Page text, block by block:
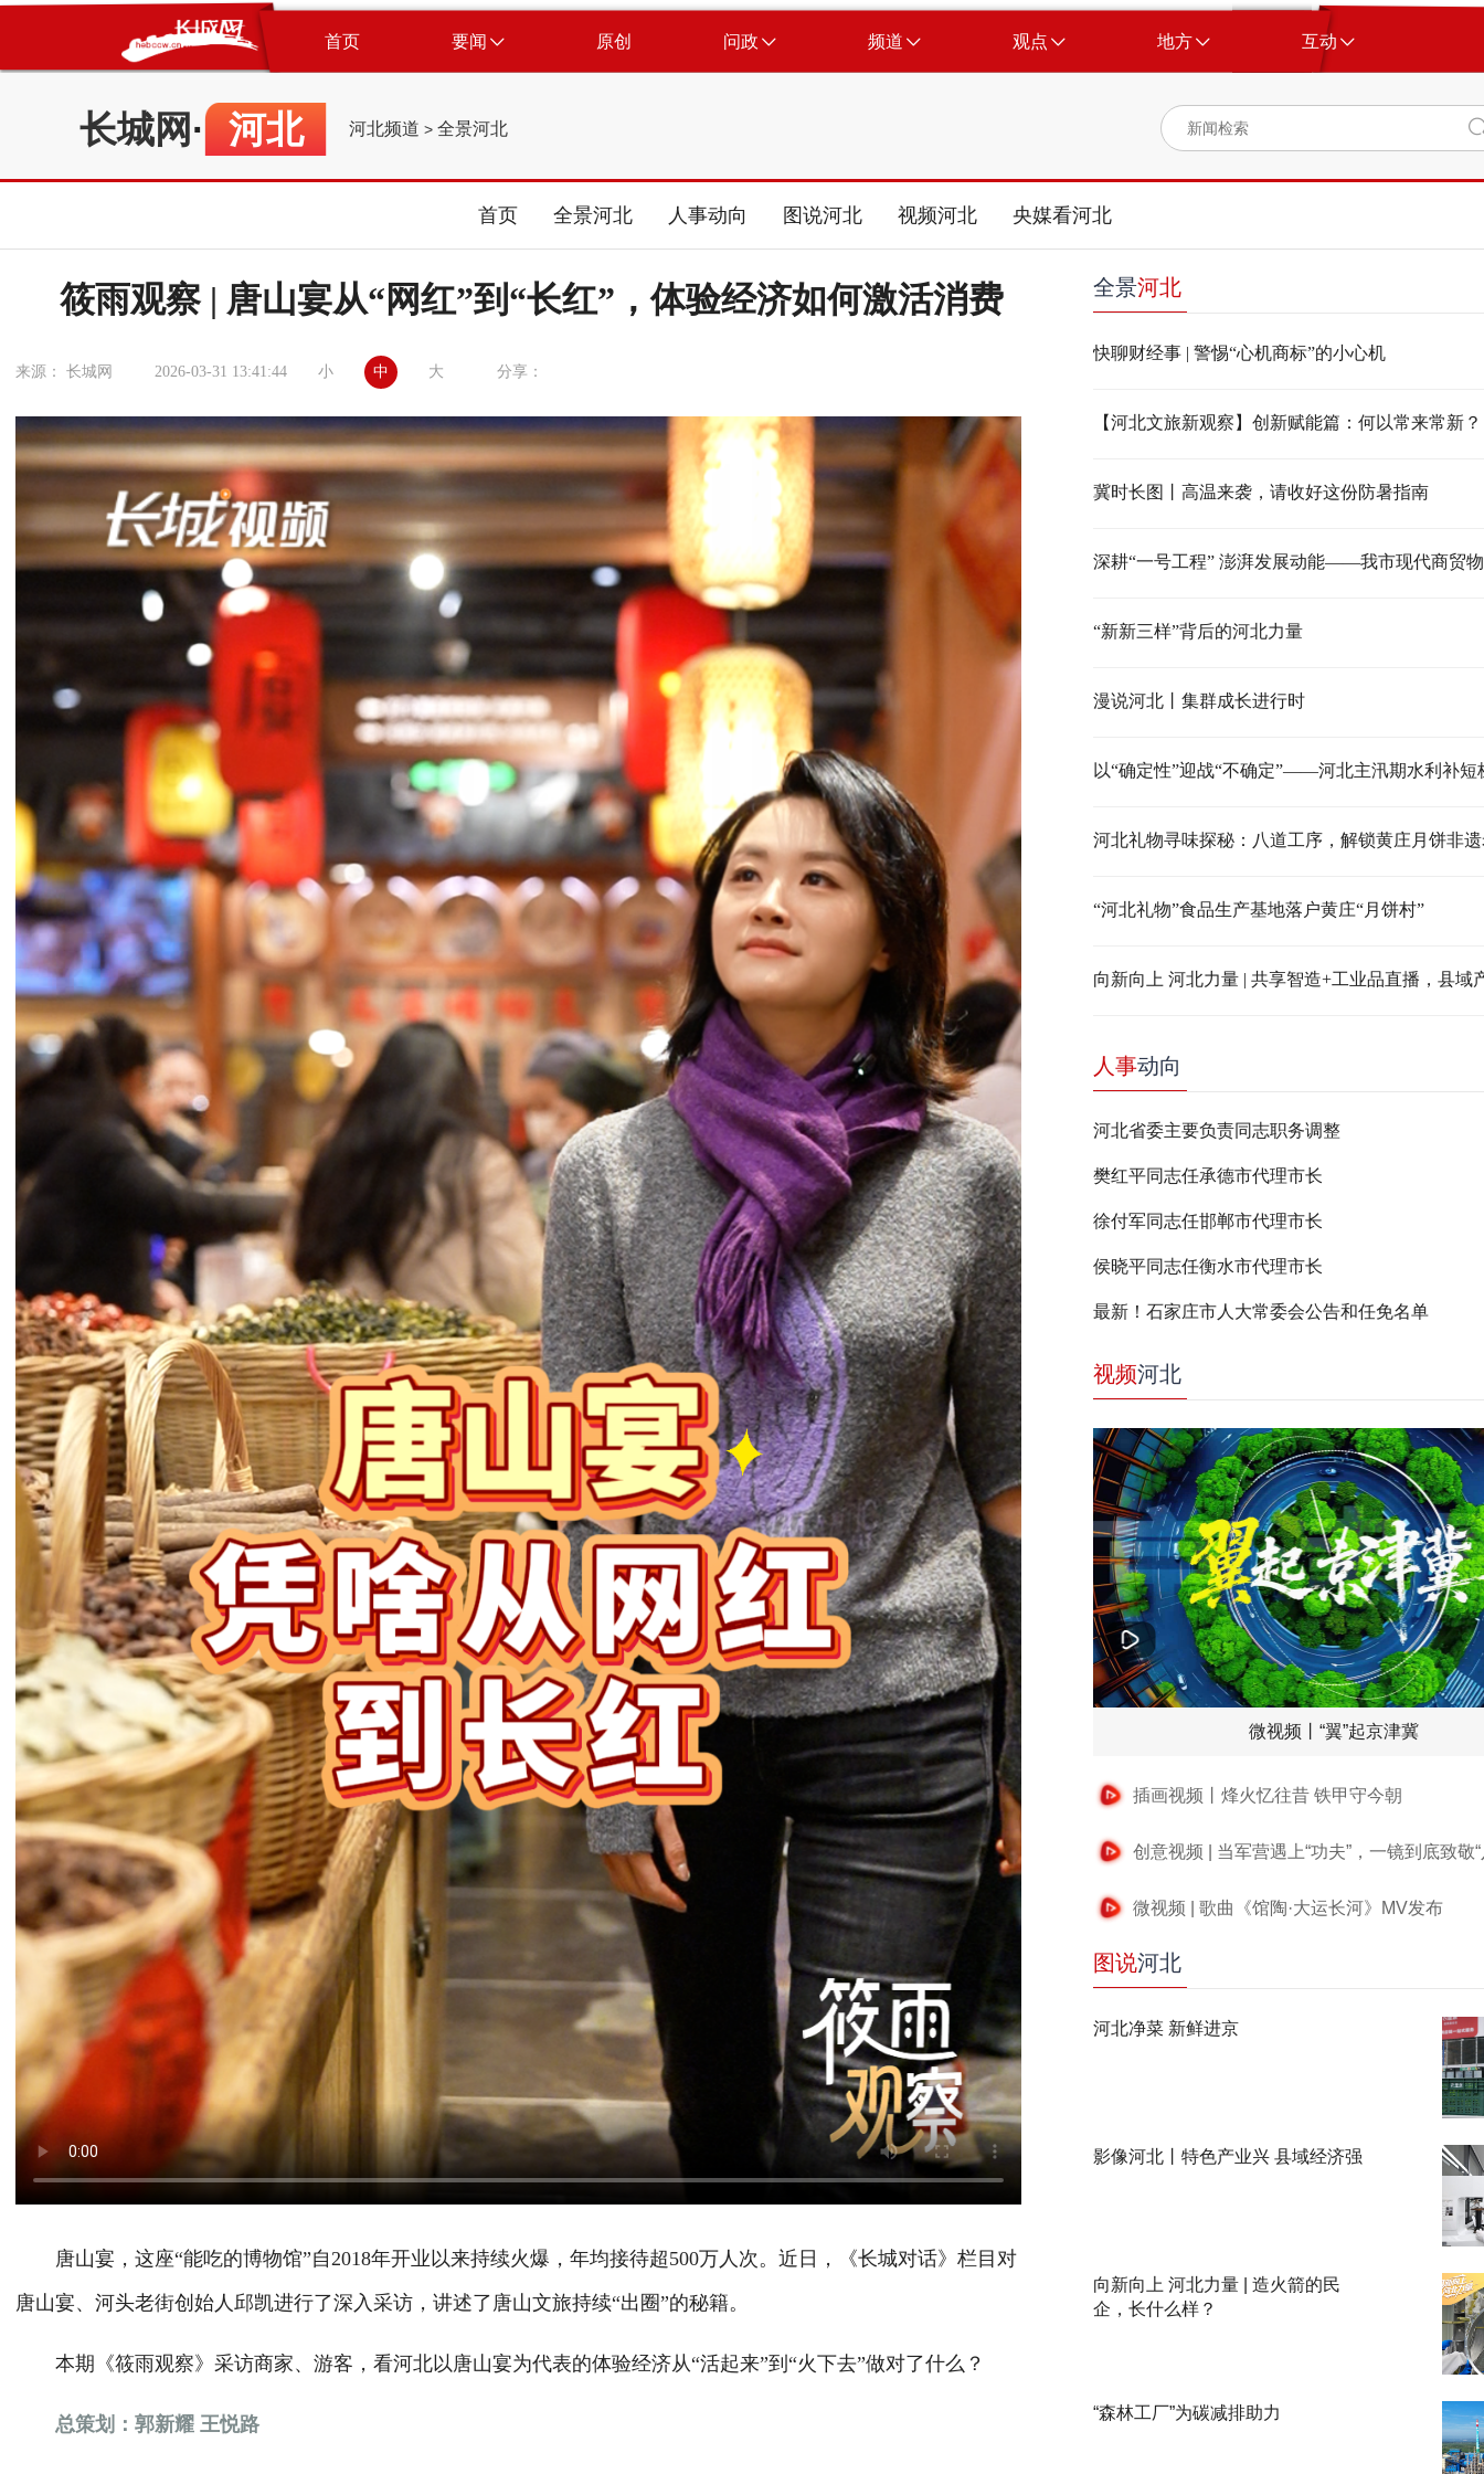
首页 要闻 原创 问政 频道 观点 地方 互动
长城网 · 河北 河北频道 > 全景河北
首页 全景河北 人事动向 图说河北 视频河北 央媒看河北
筱雨观察 | 唐山宴从“网红”到“长红”，体验经济如何激活消费
来源： 长城网 2026-03-31 13:41:44 小 中 大 分享：
唐山宴，这座“能吃的博物馆”自2018年开业以来持续火爆，年均接待超500万人次。近日，《长城对话》栏目对
唐山宴、河头老街创始人邱凯进行了深入采访，讲述了唐山文旅持续“出圈”的秘籍。
本期《筱雨观察》采访商家、游客，看河北以唐山宴为代表的体验经济从“活起来”到“火下去”做对了什么？
总策划：郭新耀 王悦路
全景河北
快聊财经事 | 警惕“心机商标”的小心机
【河北文旅新观察】创新赋能篇：何以常来常新？
冀时长图丨高温来袭，请收好这份防暑指南
“新新三样”背后的河北力量
漫说河北丨集群成长进行时
以“确定性”迎战“不确定”——河北主汛期水利补短
河北礼物寻味探秘：八道工序，解锁黄庄月饼非
“河北礼物”食品生产基地落户黄庄“月饼村”
人事动向
河北省委主要负责同志职务调整
樊红平同志任承德市代理市长
徐付军同志任邯郸市代理市长
侯晓平同志任衡水市代理市长
最新！石家庄市人大常委会公告和任免名单
视频河北
微视频丨“翼”起京津冀
插画视频丨烽火忆往昔 铁甲守今朝
创意视频 | 当军营遇上“功夫”，一镜到底致敬“
微视频 | 歌曲《馆陶·大运长河》MV发布
图说河北
河北净菜 新鲜进京
影像河北丨特色产业兴 县域经济强
向新向上 河北力量 | 造火箭的民
企，长什么样？
“森林工厂”为碳减排助力